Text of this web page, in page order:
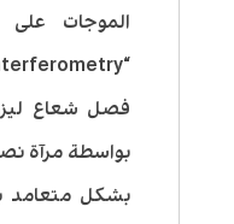
الموجات على
بشكل متعامد